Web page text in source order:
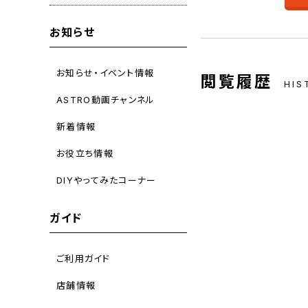
お知らせ
お知らせ・イベント情報
ASTRO動画チャンネル
新着情報
お役立ち情報
DIYやってみたコーナー
ガイド
ご利用ガイド
店舗情報
閲覧履歴